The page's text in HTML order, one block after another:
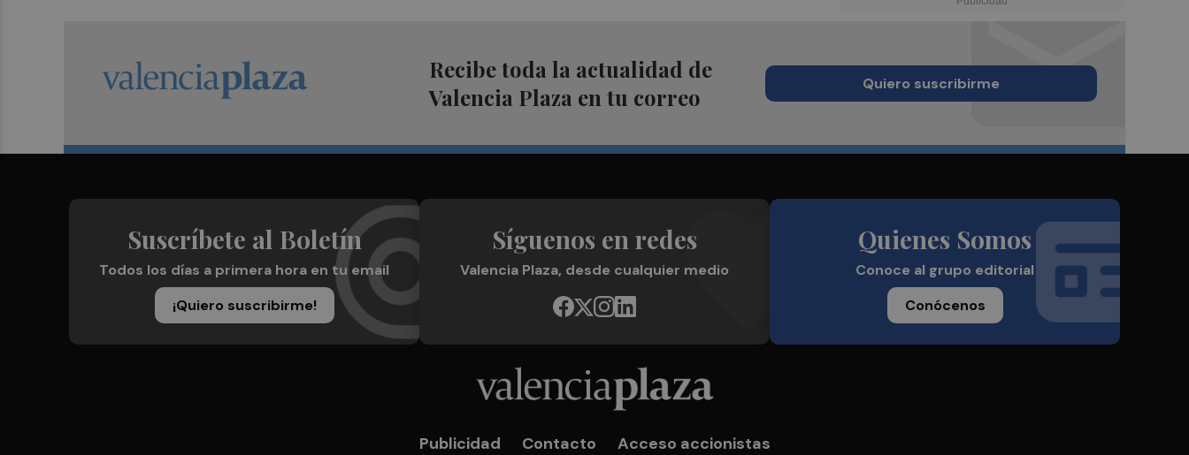
Recibe toda la actualidad de
Valencia Plaza en tu correo
Quiero suscribirme
Suscríbete al Boletín
Todos los días a primera hora en tu email
¡Quiero suscribirme!
Síguenos en redes
Valencia Plaza, desde cualquier medio
Quienes Somos
Conoce al grupo editorial
Conócenos
Publicidad Contacto Acceso accionistas